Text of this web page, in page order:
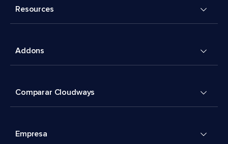
Resources
Addons
Comparar Cloudways
Empresa